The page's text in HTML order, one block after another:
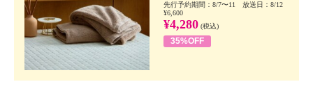
先行予約期間：8/7〜11 放送日：8/12
¥6,600
¥4,280 (税込)
35%OFF